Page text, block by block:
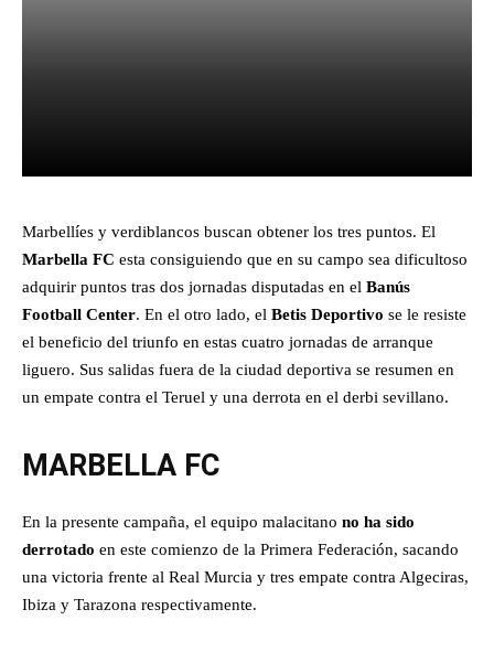
Marbellíes y verdiblancos buscan obtener los tres puntos. El
Marbella FC esta consiguiendo que en su campo sea dificultoso
adquirir puntos tras dos jornadas disputadas en el Banús
Football Center. En el otro lado, el Betis Deportivo se le resiste
el beneficio del triunfo en estas cuatro jornadas de arranque
liguero. Sus salidas fuera de la ciudad deportiva se resumen en
un empate contra el Teruel y una derrota en el derbi sevillano.
MARBELLA FC
En la presente campaña, el equipo malacitano no ha sido
derrotado en este comienzo de la Primera Federación, sacando
una victoria frente al Real Murcia y tres empate contra Algeciras,
Ibiza y Tarazona respectivamente.